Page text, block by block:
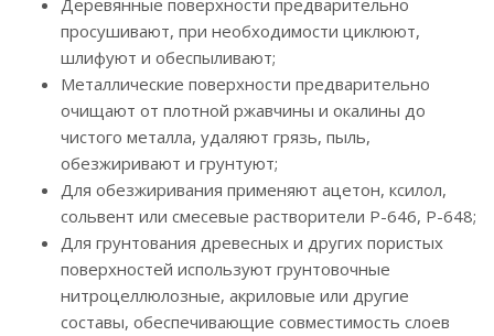
Деревянные поверхности предварительно
просушивают, при необходимости циклюют,
шлифуют и обеспыливают;
Металлические поверхности предварительно
очищают от плотной ржавчины и окалины до
чистого металла, удаляют грязь, пыль,
обезжиривают и грунтуют;
Для обезжиривания применяют ацетон, ксилол,
сольвент или смесевые растворители Р-646, Р-648;
Для грунтования древесных и других пористых
поверхностей используют грунтовочные
нитроцеллюлозные, акриловые или другие
составы, обеспечивающие совместимость слоев